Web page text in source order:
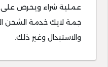
عملية شراء ويحرص
جمة لايك خدمة الشحن
والاستبدال وغير ذلك.